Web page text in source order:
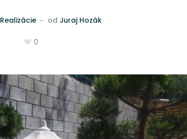
Realizácie od Juraj Hozák
0